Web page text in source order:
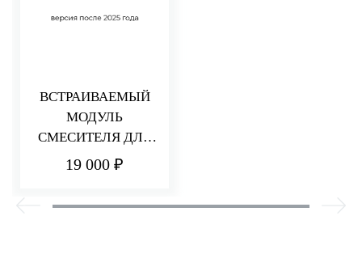
ВСТРАИВАЕМЫЙ
МОДУЛЬ
СМЕСИТЕЛЯ ДЛЯ
РАКОВИНЫ/ДУША
19 000 ₽